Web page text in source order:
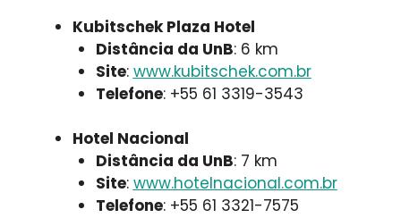
Kubitschek Plaza Hotel
Distância da UnB: 6 km
Site: www.kubitschek.com.br
Telefone: +55 61 3319-3543
Hotel Nacional
Distância da UnB: 7 km
Site: www.hotelnacional.com.br
Telefone: +55 61 3321-7575